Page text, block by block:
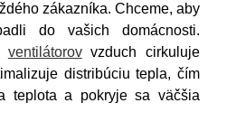
zákazníka. Chceme, aby
do vašich domácnosti.
ventilátorovvzduch cirkuluje
distribúciu tepla, čím
teplota a pokryje sa väčšia